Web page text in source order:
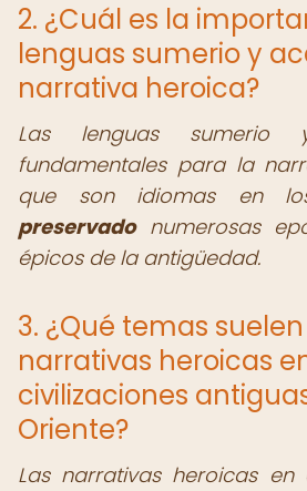
2. ¿Cuál es la
lenguas sumerio y
narrativa heroica?
Las lenguas
fundamentales para la
que son idiomas en
preservadonumerosas
épicos de la antigüedad.
3. ¿Qué temas
narrativas heroicas
civilizaciones
Oriente?
Las narrativas heroicas en